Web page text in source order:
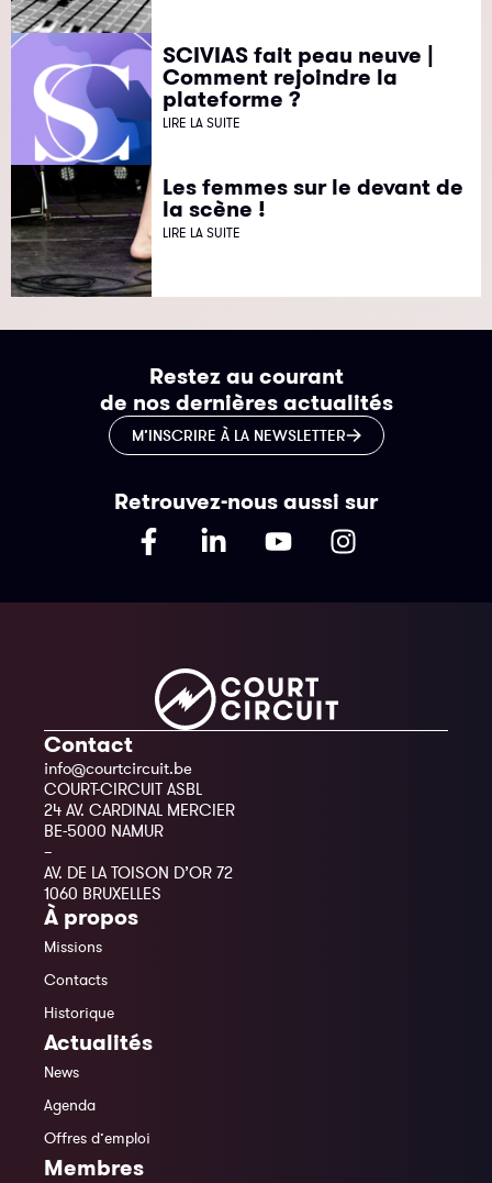
SCIVIAS fait peau neuve |
Comment rejoindre la
plateforme ?
LIRE LA SUITE
Les femmes sur le devant de
la scène !
LIRE LA SUITE
Restez au courant
de nos dernières actualités
M’INSCRIRE À LA NEWSLETTER
Retrouvez-nous aussi sur
Contact
info@courtcircuit.be
COURT-CIRCUIT ASBL
24 AV. CARDINAL MERCIER
BE-5000 NAMUR
–
AV. DE LA TOISON D’OR 72
1060 BRUXELLES
À propos
Missions
Contacts
Historique
Actualités
News
Agenda
Offres d’emploi
Membres